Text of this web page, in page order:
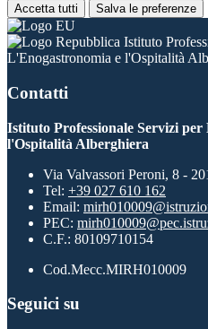
Accetta tutti Salva le preferenze
Istituto
L'Enogastronomia e l'Ospitalità
Contatti
Istituto Professionale Servizi
l'Ospitalità Alberghiera
Via Valvassori Peroni, 8 -
Tel: +39 027 610 162
Email:
PEC:
C.F.: 80109710154
Cod.Mecc.MIRH010009
Seguici su